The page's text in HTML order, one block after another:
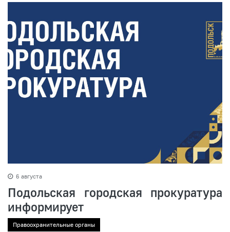
6 августа
Подольская городская прокуратура
информирует
Правоохранительные органы